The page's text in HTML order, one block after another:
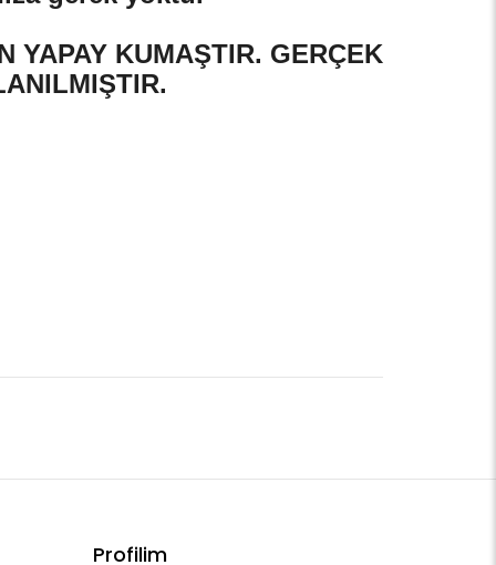
YAPAY KUMAŞTIR. GERÇEK
Profilim